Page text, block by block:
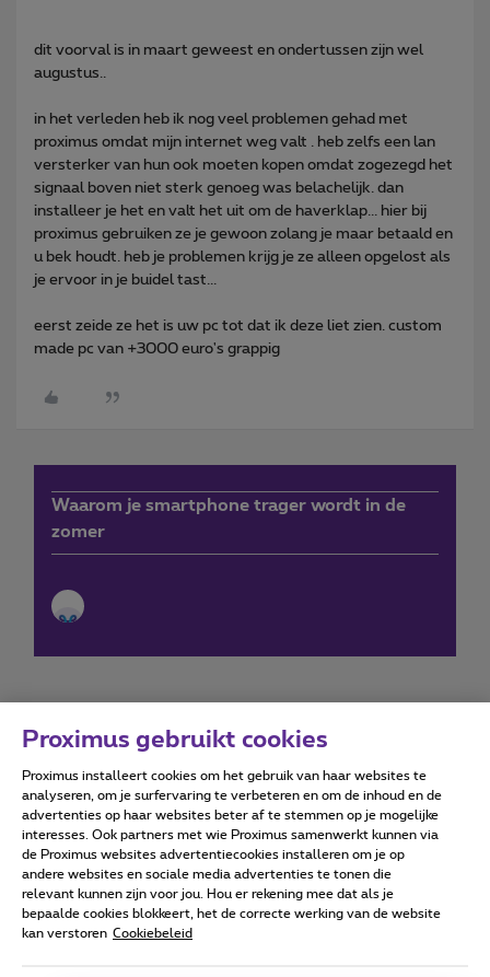
dit voorval is in maart geweest en ondertussen zijn wel
augustus..
in het verleden heb ik nog veel problemen gehad met
proximus omdat mijn internet weg valt . heb zelfs een lan
versterker van hun ook moeten kopen omdat zogezegd het
signaal boven niet sterk genoeg was belachelijk. dan
installeer je het en valt het uit om de haverklap... hier bij
proximus gebruiken ze je gewoon zolang je maar betaald en
u bek houdt. heb je problemen krijg je ze alleen opgelost als
je ervoor in je buidel tast...
eerst zeide ze het is uw pc tot dat ik deze liet zien. custom
made pc van +3000 euro's grappig
Waarom je smartphone trager wordt in de
zomer
Forumvoorwaarden Accessibility statement
Alle rechten voorbehouden. © Proximus
Algemene voorwaarden, consumenteninfo
Proximus gebruikt cookies
Proximus installeert cookies om het gebruik van haar websites te
analyseren, om je surfervaring te verbeteren en om de inhoud en de
advertenties op haar websites beter af te stemmen op je mogelijke
interesses. Ook partners met wie Proximus samenwerkt kunnen via
de Proximus websites advertentiecookies installeren om je op
andere websites en sociale media advertenties te tonen die
relevant kunnen zijn voor jou. Hou er rekening mee dat als je
bepaalde cookies blokkeert, het de correcte werking van de website
kan verstoren Cookiebeleid